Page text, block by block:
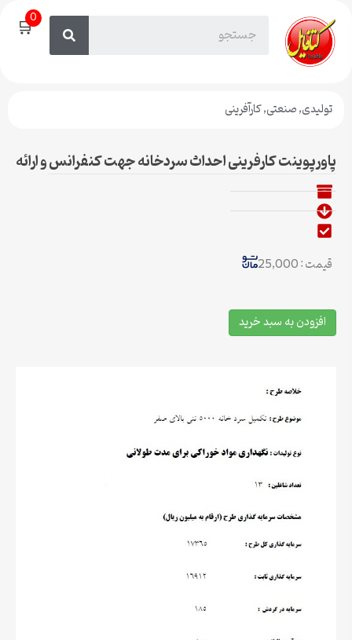
🛒0
تولیدی,صنعتی,کارآفرینی
پاورپوینت کارفرینی احداث سردخانه جهت کنفرانس و ارائه
قیمت : 25,000
افزودن به سبد خرید